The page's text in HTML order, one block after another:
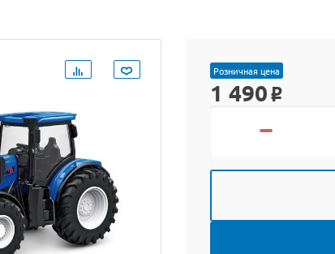
Розничная цена
1 490 o